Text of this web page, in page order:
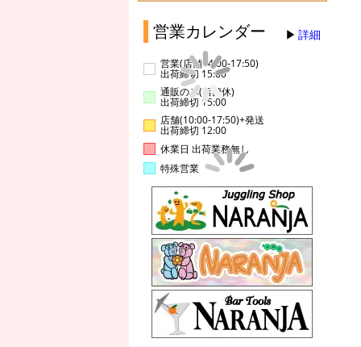
営業カレンダー 詳細
営業(店舗14:00-17:50)
出荷締切 15:00
通販のみ(店舗休)
出荷締切 15:00
店舗(10:00-17:50)+発送
出荷締切 12:00
休業日 出荷業務無し
特殊営業